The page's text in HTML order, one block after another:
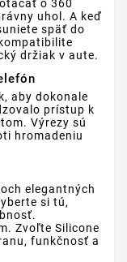
o 360
uhol. A keď
späť do
držiak v aute.
aby dokonale
prístup k
Výrezy sú
hromadeniu
elegantných
si tú,
Zvoľte Silicone
funkčnosť a